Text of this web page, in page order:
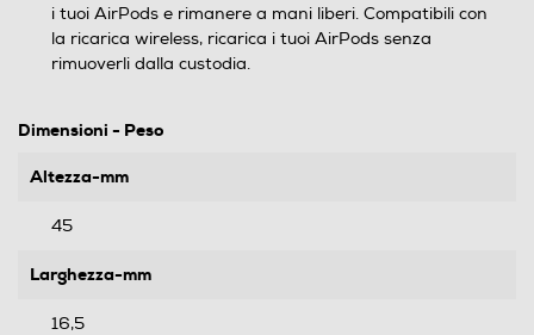
i tuoi AirPods e rimanere a mani liberi. Compatibili con
la ricarica wireless, ricarica i tuoi AirPods senza
rimuoverli dalla custodia.
Dimensioni - Peso
Altezza-mm
45
Larghezza-mm
16,5